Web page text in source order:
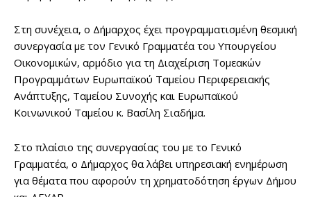
Στη συνέχεια, ο Δήμαρχος έχει προγραμματισμένη θεσμική
συνεργασία με τον Γενικό Γραμματέα του Υπουργείου
Οικονομικών, αρμόδιο για τη Διαχείριση Τομεακών
Προγραμμάτων Ευρωπαϊκού Ταμείου Περιφερειακής
Ανάπτυξης, Ταμείου Συνοχής και Ευρωπαϊκού
Κοινωνικού Ταμείου κ. Βασίλη Σιαδήμα.
Στο πλαίσιο της συνεργασίας του με το Γενικό
Γραμματέα, ο Δήμαρχος θα λάβει υπηρεσιακή ενημέρωση
για θέματα που αφορούν τη χρηματοδότηση έργων Δήμου